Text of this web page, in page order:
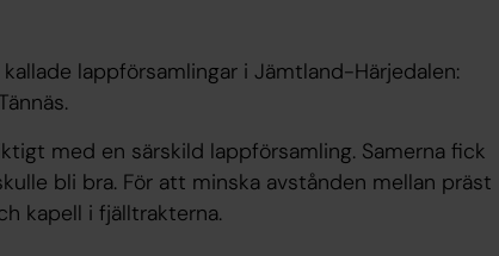
lappförsamlingar i Jämtland-Härjedalen:
med en särskild lappförsamling. Samerna fick
bli bra. För att minska avstånden mellan präst
kapell i fjälltrakterna.